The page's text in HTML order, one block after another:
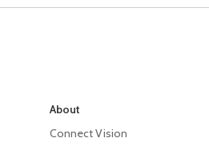
About
Connect Vision